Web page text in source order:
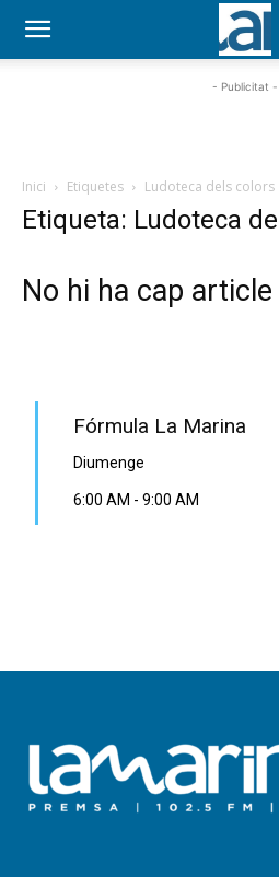
- Publicitat -
Inici Etiquetes Ludoteca dels colors
Etiqueta: Ludoteca
No hi ha cap article
Fórmula La Marina
Diumenge
6:00 AM - 9:00 AM